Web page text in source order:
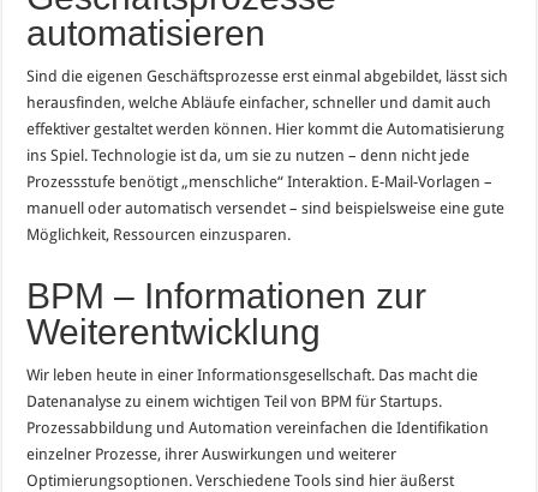
automatisieren
Sind die eigenen Geschäftsprozesse erst einmal abgebildet, lässt sich
herausfinden, welche Abläufe einfacher, schneller und damit auch
effektiver gestaltet werden können. Hier kommt die Automatisierung
ins Spiel. Technologie ist da, um sie zu nutzen – denn nicht jede
Prozessstufe benötigt „menschliche“ Interaktion. E-Mail-Vorlagen –
manuell oder automatisch versendet – sind beispielsweise eine gute
Möglichkeit, Ressourcen einzusparen.
BPM – Informationen zur
Weiterentwicklung
Wir leben heute in einer Informationsgesellschaft. Das macht die
Datenanalyse zu einem wichtigen Teil von BPM für Startups.
Prozessabbildung und Automation vereinfachen die Identifikation
einzelner Prozesse, ihrer Auswirkungen und weiterer
Optimierungsoptionen. Verschiedene Tools sind hier äußerst